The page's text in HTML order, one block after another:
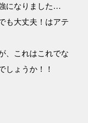
になりました…
も大丈夫！はアテ
、これはこれでな
しょうか！！